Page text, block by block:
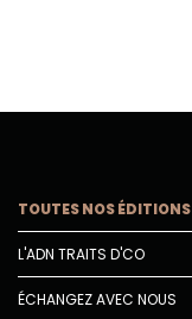
TOUTES NOS ÉDITIONS
L'ADN TRAITS D'CO
ÉCHANGEZ AVEC NOUS